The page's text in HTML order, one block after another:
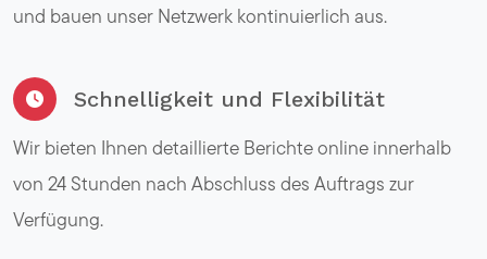
und bauen unser Netzwerk kontinuierlich aus.
Schnelligkeit und Flexibilität
Wir bieten Ihnen detaillierte Berichte online innerhalb
von 24 Stunden nach Abschluss des Auftrags zur
Verfügung.